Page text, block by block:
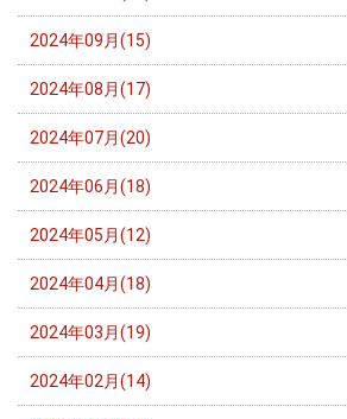
2024年09月(15)
2024年08月(17)
2024年07月(20)
2024年06月(18)
2024年05月(12)
2024年04月(18)
2024年03月(19)
2024年02月(14)